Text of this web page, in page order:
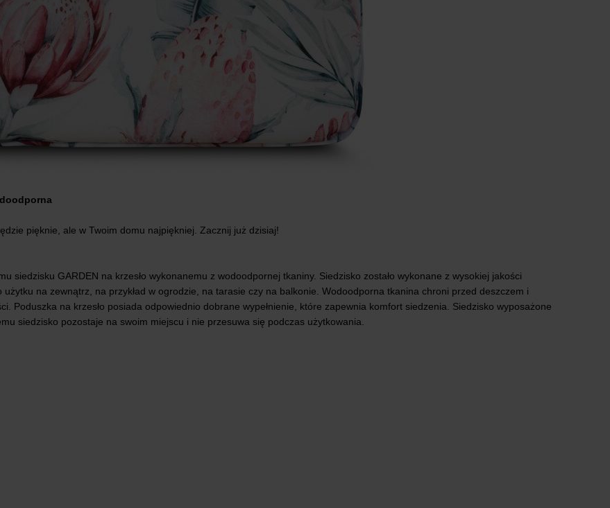
pięknie, ale w Twoim domu najpiękniej. Zacznij już dzisiaj!
siedzisku GARDEN na krzesło wykonanemu z wodoodpornej tkaniny. Siedzisko zostało wykonane z wysokiej jakości
na zewnątrz, na przykład w ogrodzie, na tarasie czy na balkonie. Wodoodporna tkanina chroni przed deszczem i
Poduszka na krzesło posiada odpowiednio dobrane wypełnienie, które zapewnia komfort siedzenia. Siedzisko wyposażone
siedzisko pozostaje na swoim miejscu i nie przesuwa się podczas użytkowania.